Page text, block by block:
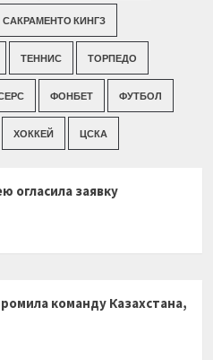
САКРАМЕНТО КИНГЗ
ТЕННИС ТОРПЕДО
ФОНБЕТ ФУТБОЛ
ХОККЕЙ ЦСКА
огласила заявку
команду Казахстана,